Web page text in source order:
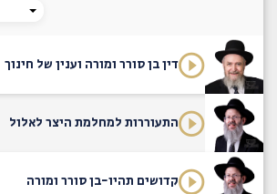
דין בן סורר ומורה וענין של חינוך
התעוררות למחלמת היצר לאלול
קדושים תהיו-בן סורר ומורה